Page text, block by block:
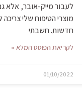
לעבור מייק-אובר, אלא
מוצרי הטיפוח שלי
חדשות. חשבתי
לקריאת הפוסט המלא »
01/10/2022